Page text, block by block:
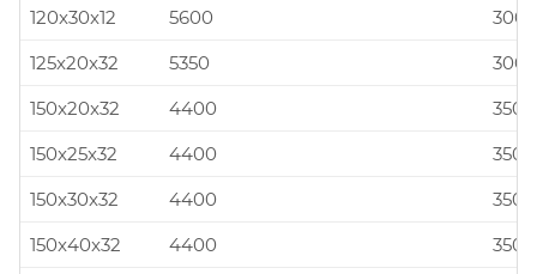
120x30x12
5600
125x20x32
5350
150x20x32
4400
150x25x32
4400
150x30x32
4400
150x40x32
4400